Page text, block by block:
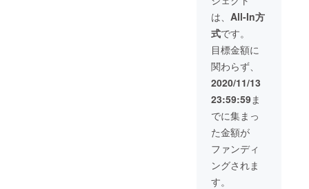
厚な味
わいに
なりま
す。
す。 保
存方
法：涼
しいと
ころで
保管し
てくだ
さい。
※1，2年
冷暗所
で寝か
せるこ
とで濃
厚な味
わいに
なりま
～〉 蜂
蜜：北
海道産
菩提樹
水：天
然水 酵
母：日
本酒の
酵母、
米麹 味
わい：
Honey
meeに
より味
に広が
りが出
き通る
味に、
キーを
思わせ
る大人
な香
り。 金
箔：金
沢産 保
存方
法：涼
しいと
ころで
保管し
てくだ
ますよ
～！*＊
〈Hone
y mee
～金箔
～〉 蜂
蜜：北
海道産
水：天
然水 酵
母：日
本酒の
酵母 味
わい：
ライチ
と米麹
Honey
mee〈3
75ml〉
と、3種
からお
好きな
12本を
お選び
頂きお
届け致
しま
す。*
＊。・
無着
色、無
が、備
考欄に
それぞ
れの個
数の指
定をお
願い致
しま
す。】
スタン
ダード
菩提樹
Honey
mee〈5
20ml〉
は、 All-In方
式です。
目標金額に
関わらず、
2020/11/13
23:59:59ま
でに集まっ
た金額が
ファンディ
ングされま
す。